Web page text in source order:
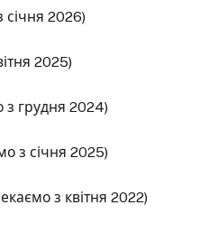
січня 2026)
2025)
з грудня 2024)
з січня 2025)
з квітня 2022)